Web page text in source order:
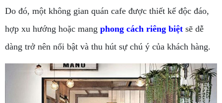
Do đó, một không gian quán cafe được thiết kế độc đáo,
hợp xu hướng hoặc mang phong cách riêng biệt sẽ dễ
dàng trở nên nổi bật và thu hút sự chú ý của khách hàng.